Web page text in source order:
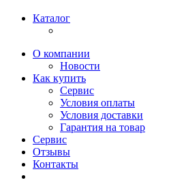
Каталог
О компании
Новости
Как купить
Сервис
Условия оплаты
Условия доставки
Гарантия на товар
Сервис
Отзывы
Контакты